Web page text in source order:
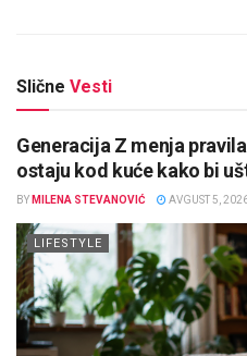
Slične Vesti
Generacija Z menja
ostaju kod kuće kako bi
BY MILENA STEVANOVIĆ AVGUST 5,
LIFESTYLE